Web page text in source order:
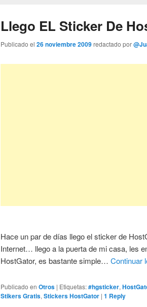
Llego EL Sticker De
Publicado el26 noviembre 2009redactado por
Hace un par de días llego el sticker de
Internet… llego a la puerta de mi casa, les
HostGator, es bastante simple…Continuar
Publicado en Otros | Etiquetas:#hgsticker,
Stikers Gratis,Stickers HostGator |1 Reply